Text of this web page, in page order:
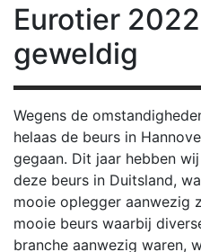
Eurotier
geweldig
Wegens de
helaas de beurs in
gegaan. Dit jaar hebben
deze beurs in Duitsland,
mooie oplegger aanwezig
mooie beurs waarbij
branche aanwezig waren,